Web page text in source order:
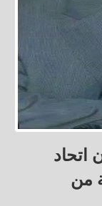
اتحاد
من